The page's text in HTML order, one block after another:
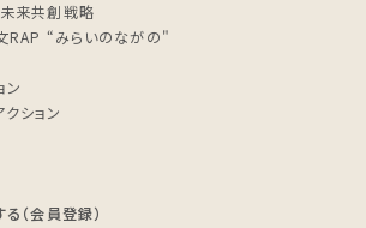
来共創戦略
RAP “みらいのながの"
ン
ション
（会員登録）